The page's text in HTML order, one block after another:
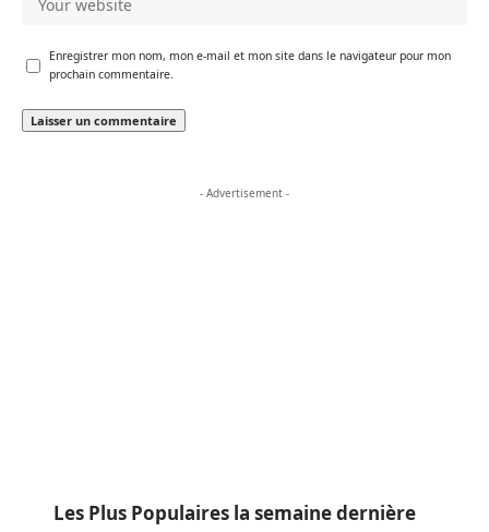
Enregistrer mon nom, mon e-mail et mon site dans le navigateur pour mon
prochain commentaire.
- Advertisement -
Les Plus Populaires la semaine dernière